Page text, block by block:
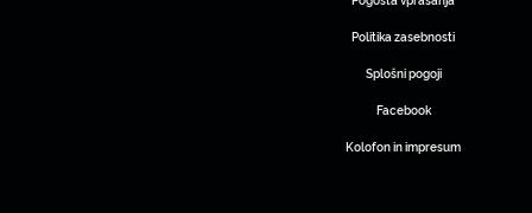
Politika zasebnosti
Splošni pogoji
Facebook
Kolofon in impresum